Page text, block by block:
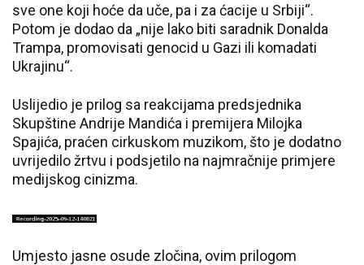
sve one koji hoće da uče, pa i za ćacije u Srbiji“.
Potom je dodao da „nije lako biti saradnik Donalda
Trampa, promovisati genocid u Gazi ili komadati
Ukrajinu“.
Uslijedio je prilog sa reakcijama predsjednika
Skupštine Andrije Mandića i premijera Milojka
Spajića, praćen cirkuskom muzikom, što je dodatno
uvrijedilo žrtvu i podsjetilo na najmračnije primjere
medijskog cinizma.
Umjesto jasne osude zločina, ovim prilogom